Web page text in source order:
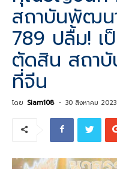
สถาบันพัฒน
789 ปลื้ม! เ
ตัดสิน สถาบั
ที่จีน
โดย Siam108 - 30 สิงหาคม 2023